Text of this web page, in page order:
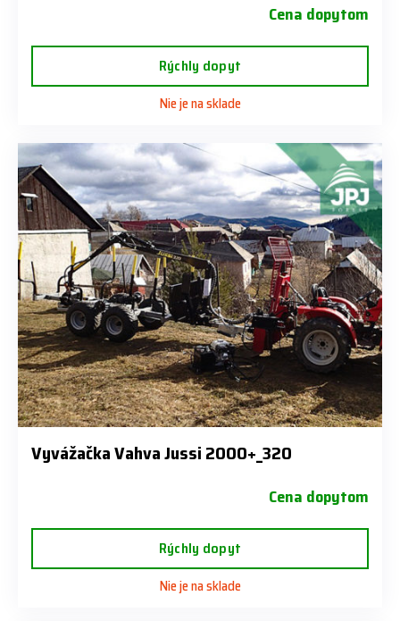
Cena dopytom
Rýchly dopyt
Nie je na sklade
Vyvážačka Vahva Jussi 2000+_320
Cena dopytom
Rýchly dopyt
Nie je na sklade